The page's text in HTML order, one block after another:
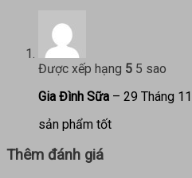
Được xếp hạng 5 5 sao
Gia Đình Sữa – 29 Tháng
sản phẩm tốt
Thêm đánh giá